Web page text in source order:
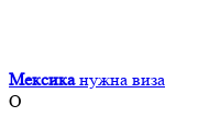
Мексика нужна виза
О